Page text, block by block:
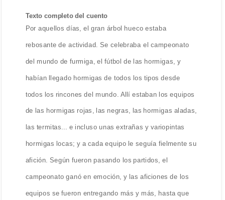
Texto completo del cuento
Por aquellos días, el gran árbol hueco estaba
rebosante de actividad. Se celebraba el campeonato
del mundo de furmiga, el fútbol de las hormigas, y
habían llegado hormigas de todos los tipos desde
todos los rincones del mundo. Allí estaban los equipos
de las hormigas rojas, las negras, las hormigas aladas,
las termitas... e incluso unas extrañas y variopintas
hormigas locas; y a cada equipo le seguía fielmente su
afición. Según fueron pasando los partidos, el
campeonato ganó en emoción, y las aficiones de los
equipos se fueron entregando más y más, hasta que